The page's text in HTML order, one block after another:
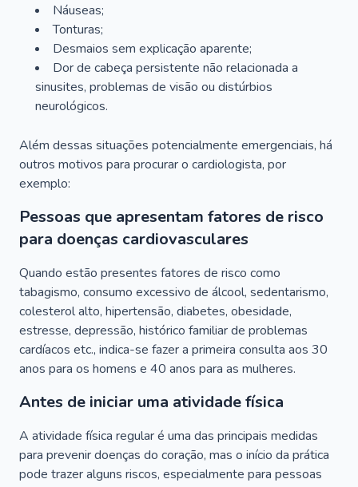
Náuseas;
Tonturas;
Desmaios sem explicação aparente;
Dor de cabeça persistente não relacionada a
sinusites, problemas de visão ou distúrbios
neurológicos.
Além dessas situações potencialmente emergenciais, há
outros motivos para procurar o cardiologista, por
exemplo:
Pessoas que apresentam fatores de risco
para doenças cardiovasculares
Quando estão presentes fatores de risco como
tabagismo, consumo excessivo de álcool, sedentarismo,
colesterol alto, hipertensão, diabetes, obesidade,
estresse, depressão, histórico familiar de problemas
cardíacos etc., indica-se fazer a primeira consulta aos 30
anos para os homens e 40 anos para as mulheres.
Antes de iniciar uma atividade física
A atividade física regular é uma das principais medidas
para prevenir doenças do coração, mas o início da prática
pode trazer alguns riscos, especialmente para pessoas